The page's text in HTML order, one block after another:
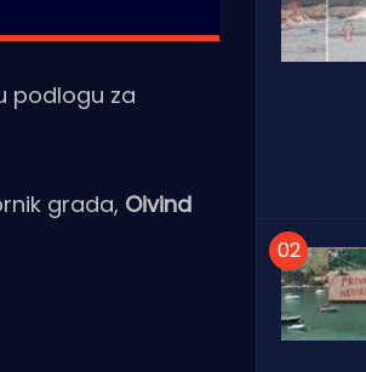
podlogu za
grada, Oivind